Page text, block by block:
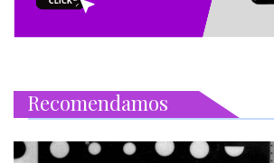
Recomendamos